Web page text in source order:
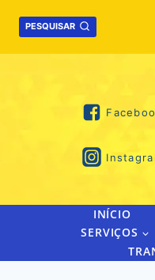
PESQUISAR
INÍCIO
SERVIÇOS